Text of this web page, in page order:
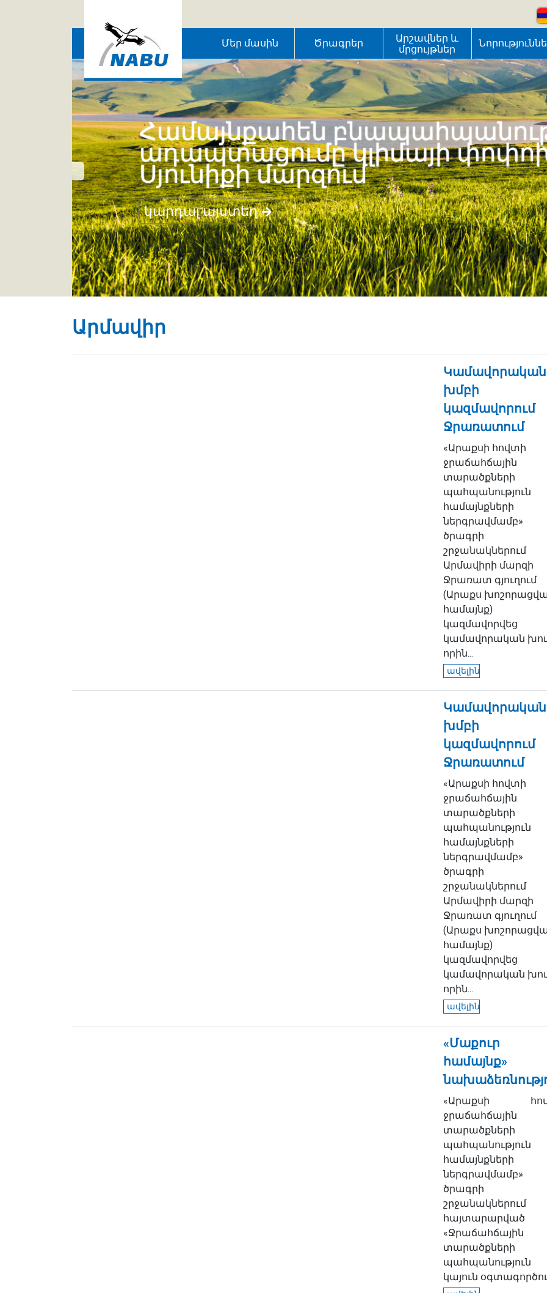
Մեր մասին Ծրագրեր
Արշավներ և
մրցույթներ
Համայնքահեն
ադապտացումը կլիմայի
Սյունիքի մարզում
կարդալ այստեղ
Արմավիր
Կամավորական
խմբի
կազմավորում
Ջրառատում
«Արաքսի հովտի
ջրաճահճային
տարածքների
պահպանություն
համայնքների
ներգրավմամբ»
ծրագրի
շրջանակներում
Արմավիրի մարզի
Ջրառատ գյուղում
(Արաքս
համայնք)
կազմավորվեց
կամավորական
որին...
ավելին
Կամավորական
խմբի
կազմավորում
Ջրառատում
«Արաքսի հովտի
ջրաճահճային
տարածքների
պահպանություն
համայնքների
ներգրավմամբ»
ծրագրի
շրջանակներում
Արմավիրի մարզի
Ջրառատ գյուղում
(Արաքս
համայնք)
կազմավորվեց
կամավորական
որին...
ավելին
«Մաքուր
համայնք»
«Արաքսի
ջրաճահճային
տարածքների
պահպանություն
համայնքների
ներգրավմամբ»
ծրագրի
շրջանակներում
հայտարարված
«Ջրաճահճային
տարածքների
կայուն